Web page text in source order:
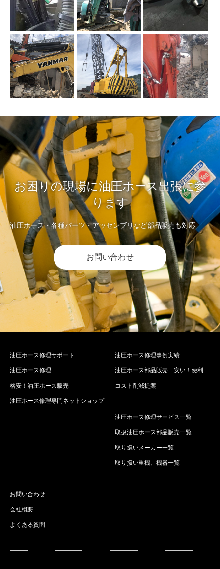
お困りの現場に油圧ホース出張に参
ります
油圧ホース・各種パーツ・アッセンブリなど部品販売も対応
お問い合わせ
油圧ホース修理サポート
油圧ホース修理
格安！油圧ホース販売
油圧ホース修理専門ネットショップ
油圧ホース修理事例実績
油圧ホース部品販売 安い！便利
コスト削減提案
油圧ホース修理サービス一覧
取扱油圧ホース部品販売一覧
取り扱いメーカー一覧
取り扱い重機、機器一覧
お問い合わせ
会社概要
よくある質問